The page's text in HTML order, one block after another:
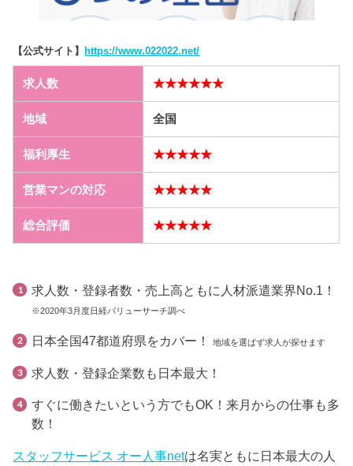
【公式サイト】https://www.022022.net/
求人数 ★★★★★★
地域 全国
福利厚生 ★★★★★
営業マンの対応 ★★★★★
総合評価 ★★★★★
求人数・登録者数・売上高ともに人材派遣業界No.1！
※2020年3月度日経バリューサーチ調べ
日本全国47都道府県をカバー！ 地域を選ばず求人が探せます
求人数・登録企業数も日本最大！
すぐに働きたいという方でもOK！来月からの仕事も多
数！
スタッフサービス オー人事netは名実ともに日本最大の人